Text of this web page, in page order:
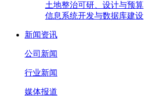
土地整治可研、设计与预算
信息系统开发与数据库建设
新闻资讯
公司新闻
行业新闻
媒体报道